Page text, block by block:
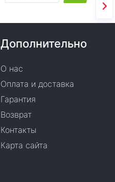
Дополнительно
О нас
Оплата и доставка
Гарантия
Возврат
Контакты
Карта сайта